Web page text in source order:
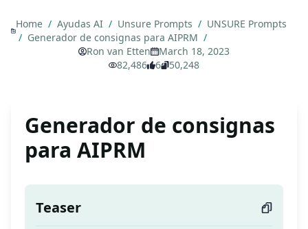
Home / Ayudas AI / Unsure Prompts / UNSURE Prompts
/ Generador de consignas para AIPRM /
Ron van Etten
March 18, 2023
82,486
6 50,248
Generador de consignas
para AIPRM
Teaser